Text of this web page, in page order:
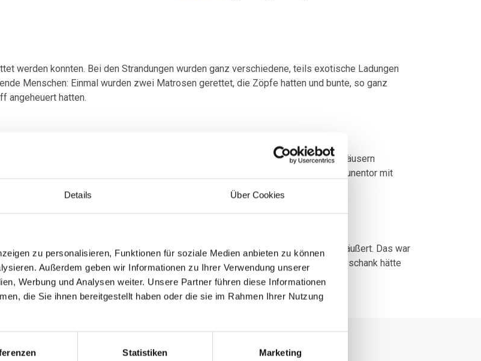
Details Über Cookies
zu personalisieren, Funktionen für soziale Medien anbieten zu können
Außerdem geben wir Informationen zu Ihrer Verwendung unserer
Werbung und Analysen weiter. Unsere Partner führen diese Informationen
die Sie ihnen bereitgestellt haben oder die sie im Rahmen Ihrer Nutzung
Statistiken Marketing
werden konnten. Bei den Strandungen wurden ganz verschiedene, teils exotische Ladungen
Menschen: Einmal wurden zwei Matrosen gerettet, die Zöpfe hatten und bunte, so ganz
angeheuert hatten.
so wenig Bauholz gab, wurden Teile der Spanten oder Masten für den Bau von Häusern
→
, gleich bei uns um die Ecke. Hier wurde die Zarge vom Scheunentor mit
der Preis für die Rettung. Auf Auktionen am Strand wurden die Gegenstände veräußert. Das war
gab es auch Alkohol, was der Obrigkeit ein Dorn im Auge war, denn für den Ausschank hätte
St. Georgein Thorsminde.